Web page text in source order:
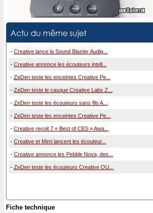
Actu du même sujet
- Creative lance la Sound Blaster Audig...
- Creative annonce les écouteurs intell...
- ZeDen teste les enceintes Creative Pe...
- ZeDen teste le casque Creative Labs Z...
- ZeDen teste les écouteurs sans fils A...
- ZeDen teste les enceintes Creative Pe...
- Creative reçoit 7 « Best of CES » Awa...
- Creative et Mimi lancent les écouteur...
- Creative annonce les Pebble Nova, des...
- ZeDen teste les écouteurs Creative OU...
Fiche technique